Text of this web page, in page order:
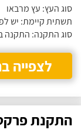
סוג העץ: עץ מרבאו
תשתית קיימת: יש
סוג התקנה: התקנה
לצפייה
התקנת